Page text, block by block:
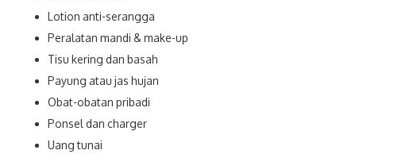
Lotion anti-serangga
Peralatan mandi & make-up
Tisu kering dan basah
Payung atau jas hujan
Obat-obatan pribadi
Ponsel dan charger
Uang tunai